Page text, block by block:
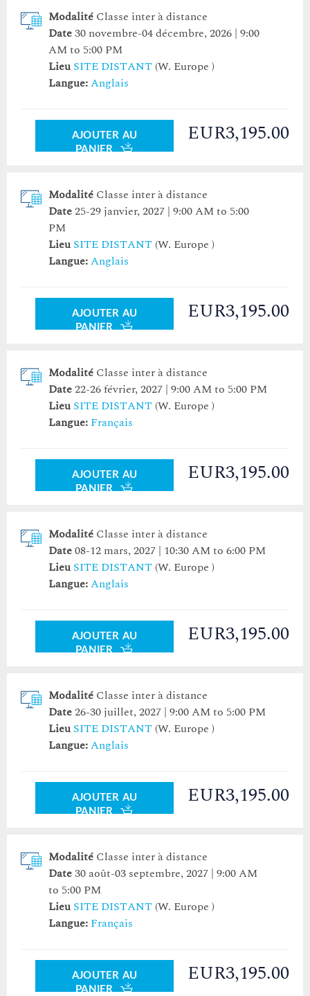
Modalité Classe inter à distance
Date30 novembre-04 décembre, 2026 | 9:00
AM to 5:00 PM
Lieu SITE DISTANT (W. Europe )
Langue:Anglais
AJOUTER AU
PANIER
EUR3,195.00
Modalité Classe inter à distance
Date25-29 janvier, 2027 | 9:00 AM to 5:00
PM
Lieu SITE DISTANT (W. Europe )
Langue:Anglais
AJOUTER AU
PANIER
EUR3,195.00
Modalité Classe inter à distance
Date22-26 février, 2027 | 9:00 AM to 5:00 PM
Lieu SITE DISTANT (W. Europe )
Langue: Français
AJOUTER AU
PANIER
EUR3,195.00
Modalité Classe inter à distance
Date08-12 mars, 2027 | 10:30 AM to 6:00 PM
Lieu SITE DISTANT (W. Europe )
Langue:Anglais
AJOUTER AU
PANIER
EUR3,195.00
Modalité Classe inter à distance
Date26-30 juillet, 2027 | 9:00 AM to 5:00 PM
Lieu SITE DISTANT (W. Europe )
Langue:Anglais
AJOUTER AU
PANIER
EUR3,195.00
Modalité Classe inter à distance
Date30 août-03 septembre, 2027 | 9:00 AM
to 5:00 PM
Lieu SITE DISTANT (W. Europe )
Langue: Français
AJOUTER AU
PANIER
EUR3,195.00